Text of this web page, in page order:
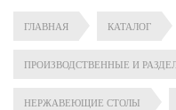
ГЛАВНАЯ КАТАЛОГ
ПРОИЗВОДСТВЕННЫЕ И
НЕРЖАВЕЮЩИЕ СТОЛЫ